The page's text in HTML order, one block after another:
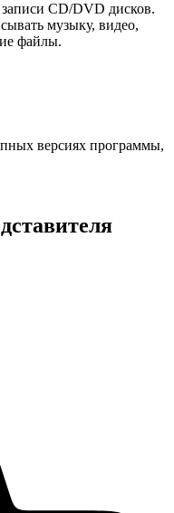
CD/DVD дисков.
музыку, видео,
другие файлы.
версиях программы,